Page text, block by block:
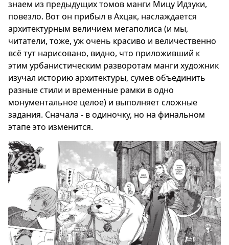
знаем из предыдущих томов манги Мицу Идзуки,
повезло. Вот он прибыл в Ахцак, наслаждается
архитектурным величием мегаполиса (и мы,
читатели, тоже, уж очень красиво и величественно
всё тут нарисовано, видно, что приложивший к
этим урбанистическим разворотам манги художник
изучал историю архитектуры, сумев объединить
разные стили и временные рамки в одно
монументальное целое) и выполняет сложные
задания. Сначала - в одиночку, но на финальном
этапе это изменится.